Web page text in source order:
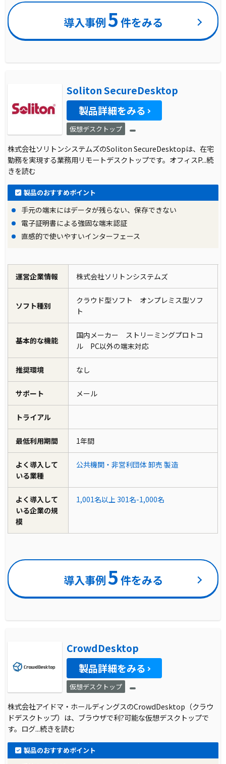
導入事例5 件をみる
Soliton SecureDesktop
製品詳細をみる
仮想デスクトップ
株式会社ソリトンシステムズのSoliton SecureDesktopは、在宅
勤務を実現する業務用リモートデスクトップです。オフィスP...続
きを読む
製品のおすすめポイント
手元の端末にはデータが残らない、保存できない
電子証明書による強固な端末認証
直感的で使いやすいインターフェース
運営企業情報 株式会社ソリトンシステムズ
ソフト種別
クラウド型ソフト オンプレミス型ソフ
ト
基本的な機能
国内メーカー ストリーミングプロトコ
ル PC以外の端末対応
推奨環境 なし
サポート メール
トライアル
最低利用期間 1年間
よく導入して
いる業種
公共機関・非営利団体卸売 製造
よく導入して
いる企業の規
模
1,001名以上301名-1,000名
導入事例5 件をみる
CrowdDesktop
製品詳細をみる
仮想デスクトップ
株式会社アイドマ・ホールディングスのCrowdDesktop（クラウ
ドデスクトップ）は、ブラウザで利?可能な仮想デスクトップで
す。ログ...続きを読む
製品のおすすめポイント